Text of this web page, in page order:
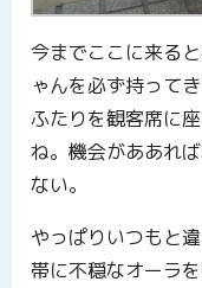
今までここに来る
ゃんを必ず持って
ふたりを観客席に
ね。機会がああれ
ない。
やっぱりいつもと
帯に不穏なオーラ